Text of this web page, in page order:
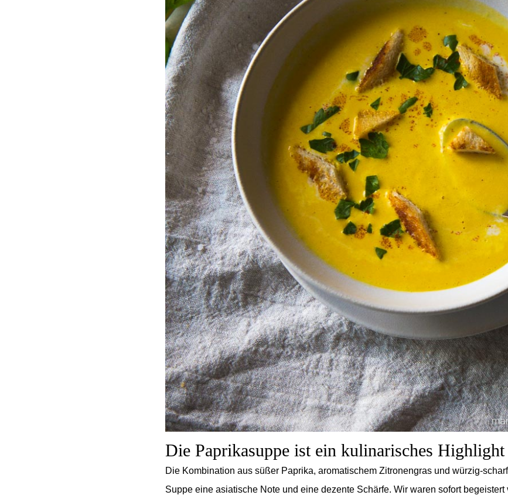
Die Paprikasuppe ist ein kulinarisches Highlight
Die Kombination aus süßer Paprika, aromatischem Zitronengras und würzig-
Suppe eine asiatische Note und eine dezente Schärfe. Wir waren sofort begeistert